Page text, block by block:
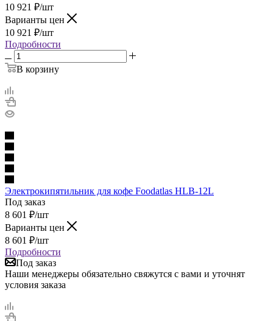
10 921 ₽/шт
Варианты цен
10 921 ₽/шт
Подробности
В корзину
Электрокипятильник для кофе Foodatlas HLB-12L
Под заказ
8 601 ₽/шт
Варианты цен
8 601 ₽/шт
Подробности
Под заказ
Наши менеджеры обязательно свяжутся с вами и уточнят
условия заказа